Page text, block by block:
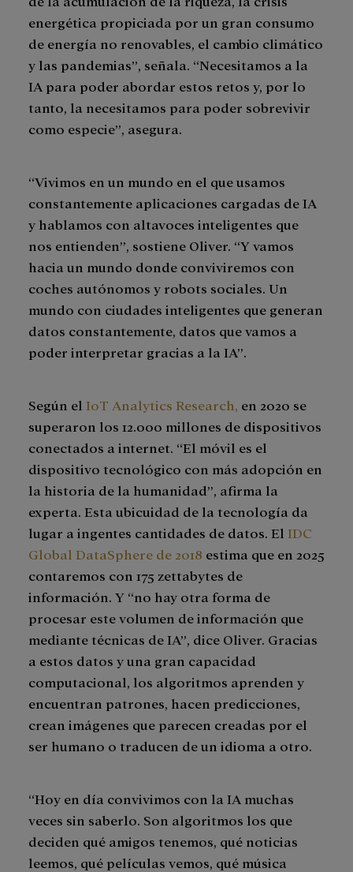
energética propiciada por un gran consumo
de energía no renovables, el cambio climático
y las pandemias”, señala. “Necesitamos a la
IA para poder abordar estos retos y, por lo
tanto, la necesitamos para poder sobrevivir
como especie”, asegura.
“Vivimos en un mundo en el que usamos
constantemente aplicaciones cargadas de IA
y hablamos con altavoces inteligentes que
nos entienden”, sostiene Oliver. “Y vamos
hacia un mundo donde conviviremos con
coches autónomos y robots sociales. Un
mundo con ciudades inteligentes que generan
datos constantemente, datos que vamos a
poder interpretar gracias a la IA”.
Según el IoT Analytics Research, en 2020 se
superaron los 12.000 millones de dispositivos
conectados a internet. “El móvil es el
dispositivo tecnológico con más adopción en
la historia de la humanidad”, afirma la
experta. Esta ubicuidad de la tecnología da
lugar a ingentes cantidades de datos. El IDC
Global DataSphere de 2018 estima que en 2025
contaremos con 175 zettabytes de
información. Y “no hay otra forma de
procesar este volumen de información que
mediante técnicas de IA”, dice Oliver. Gracias
a estos datos y una gran capacidad
computacional, los algoritmos aprenden y
encuentran patrones, hacen predicciones,
crean imágenes que parecen creadas por el
ser humano o traducen de un idioma a otro.
“Hoy en día convivimos con la IA muchas
veces sin saberlo. Son algoritmos los que
deciden qué amigos tenemos, qué noticias
leemos, qué películas vemos, qué música